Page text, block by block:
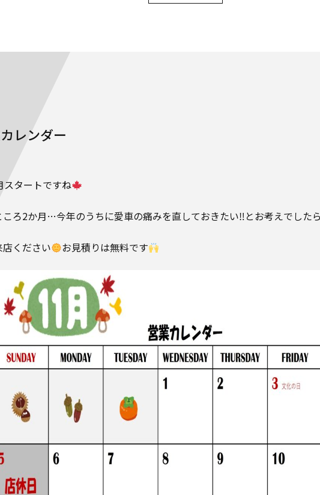
レンダー
スタートですね
ころ2か月…今年のうちに愛車の痛みを直しておきたい‼とお考えでした
ください お見積りは無料です